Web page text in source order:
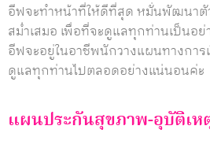
อีฟจะทำหน้าที่ให้ดีที่สุด หมั่นพัฒนาตัว
สม่ำเสมอ เพื่อที่จะดูแลทุกท่านเป็นอ
อีฟจะอยู่ในอาชีพนักวางแผนทางการ
ดูแลทุกท่านไปตลอดอย่างแน่นอนค่ะ
แผนประกันสุขภาพ-อุบัติเห